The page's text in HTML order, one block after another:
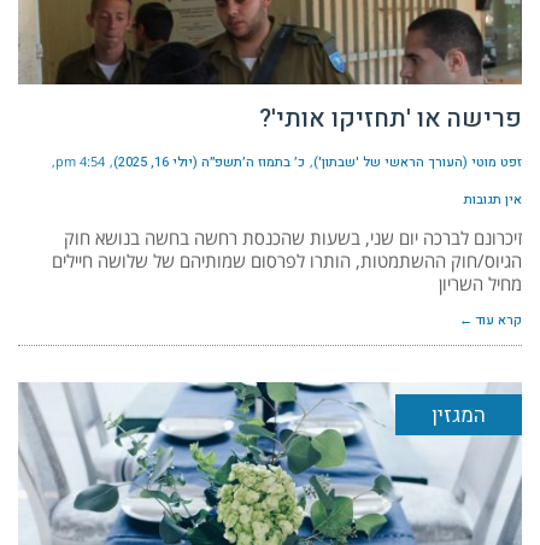
פרישה או 'תחזיקו אותי'?
זפט מוטי (העורך הראשי של 'שבתון') כ׳ בתמוז ה׳תשפ״ה (יולי 16, 2025) 4:54 pm
אין תגובות
זיכרונם לברכה יום שני, בשעות שהכנסת רחשה בחשה בנושא חוק
הגיוס/חוק ההשתמטות, הותרו לפרסום שמותיהם של שלושה חיילים
מחיל השריון
קרא עוד ←
המגזין